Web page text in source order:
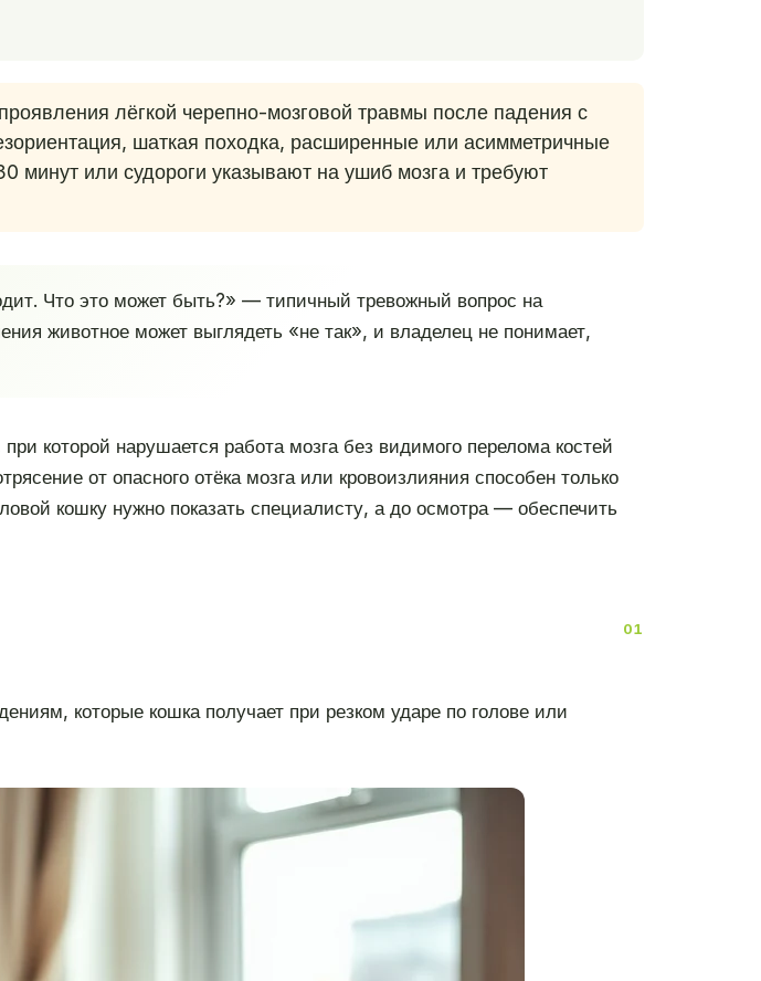
лёгкой черепно-мозговой травмы после падения с
шаткая походка, расширенные или асимметричные
минут или судороги указывают на ушиб мозга и требуют
Что это может быть?» — типичный тревожный вопрос на
животное может выглядеть «не так», и владелец не понимает,
которой нарушается работа мозга без видимого перелома костей
от опасного отёка мозга или кровоизлияния способен только
кошку нужно показать специалисту, а до осмотра — обеспечить
которые кошка получает при резком ударе по голове или